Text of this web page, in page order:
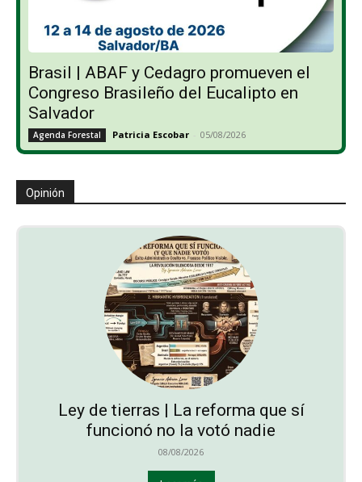
Brasil | ABAF y Cedagro promueven el
Congreso Brasileño del Eucalipto en
Salvador
Agenda Forestal Patricia Escobar - 05/08/2026
Opinión
Ley de tierras | La reforma que sí
funcionó no la votó nadie
08/08/2026